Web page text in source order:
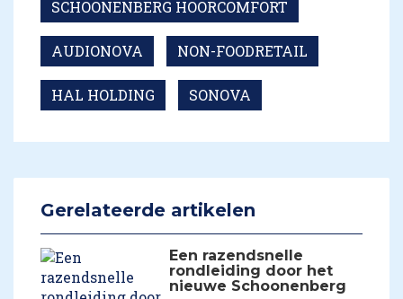
SCHOONENBERG HOORCOMFORT
AUDIONOVA NON-FOODRETAIL
HAL HOLDING SONOVA
Gerelateerde artikelen
Een razendsnelle
rondleiding door het
nieuwe Schoonenberg